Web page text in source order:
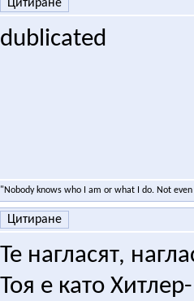
Цитиране
dublicated
"Nobody knows who I am or what I do. Not
Цитиране
Te нагласят,
Тоя е като